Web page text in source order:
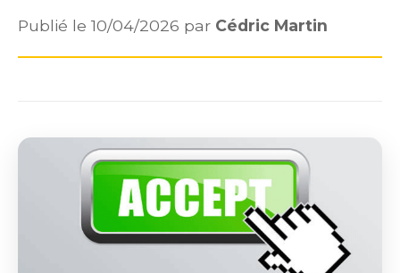
Publié le 10/04/2026 par Cédric Martin